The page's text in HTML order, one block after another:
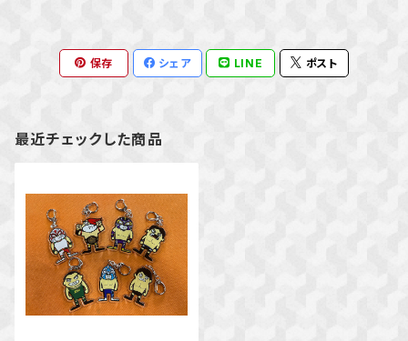
保存 シェア LINE ポスト
最近チェックした商品